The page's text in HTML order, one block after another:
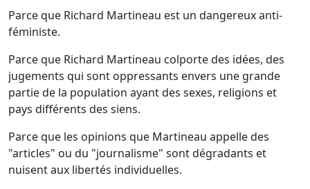
Parce que Richard Martineau est un dangereux anti-
féministe.
Parce que Richard Martineau colporte des idées, des
jugements qui sont oppressants envers une grande
partie de la population ayant des sexes, religions et
pays différents des siens.
Parce que les opinions que Martineau appelle des
"articles" ou du "journalisme" sont dégradants et
nuisent aux libertés individuelles.